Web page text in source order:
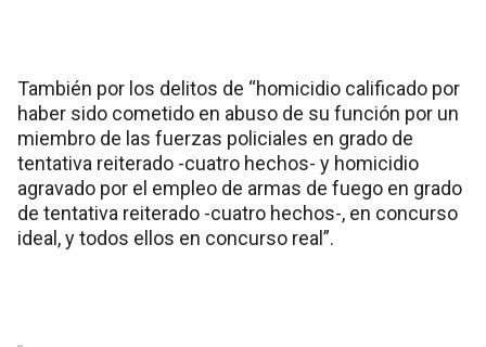
También por los delitos de “homicidio calificado por
haber sido cometido en abuso de su función por un
miembro de las fuerzas policiales en grado de
tentativa reiterado -cuatro hechos- y homicidio
agravado por el empleo de armas de fuego en grado
de tentativa reiterado -cuatro hechos-, en concurso
ideal, y todos ellos en concurso real”.